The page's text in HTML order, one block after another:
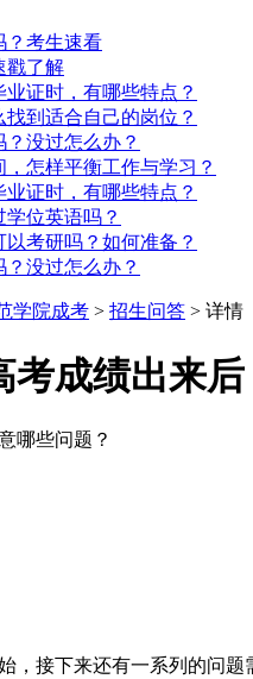
？考生速看
戳了解
证时，有哪些特点？
到适合自己的岗位？
没过怎么办？
怎样平衡工作与学习？
证时，有哪些特点？
位英语吗？
考研吗？如何准备？
没过怎么办？
学院成考 > 招生问答 > 详情
成绩出来
哪些问题？
，接下来还有一系列的问题